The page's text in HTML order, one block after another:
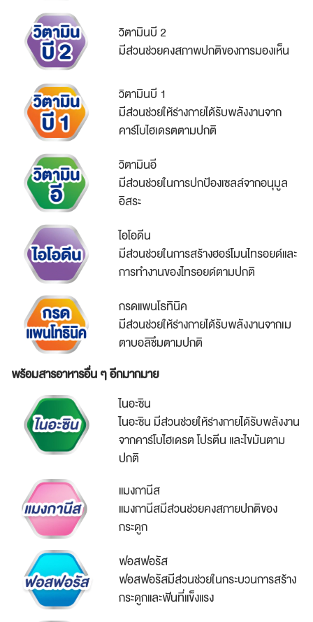
วิตามินบี 2
มีส่วนช่วยคงสภาพปกติของการมองเห็น
วิตามินบี 1
มีส่วนช่วยให้ร่างกายได้รับพลังงานจาก
คาร์โบไฮเดรตตามปกติ
วิตามินอี
มีส่วนช่วยในการปกป้องเซลล์จากอนุมูล
อิสระ
ไอโอดีน
มีส่วนช่วยในการสร้างฮอร์โมนไทรอยด์และ
การทำงานของไทรอยด์ตามปกติ
กรดแพนโธทินิค
มีส่วนช่วยให้ร่างกายได้รับพลังงานจากเม
ตาบอลิซึมตามปกติ
พร้อมสารอาหารอื่น ๆ อีกมากมาย
ไนอะซิน
ไนอะซิน มีส่วนช่วยให้ร่างกายได้รับพลังงาน
จากคาร์โบไฮเดรต โปรตีน และไขมันตาม
ปกติ
แมงกานีส
แมงกานีสมีส่วนช่วยคงสภายปกติของ
กระดูก
ฟอสฟอรัส
ฟอสฟอรัสมีส่วนช่วยในกระบวนการสร้าง
กระดูกและฟันที่แข็งแรง